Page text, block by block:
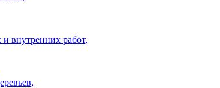
внутренних работ,